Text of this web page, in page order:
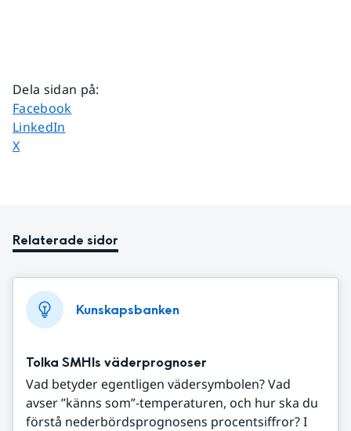
Dela sidan på:
Dela sidan på
Facebook
Dela sidan på
LinkedIn
Dela sidan på
X
Relaterade sidor
Kunskapsbanken
Tolka SMHIs väderprognoser
Vad betyder egentligen vädersymbolen? Vad
avser ”känns som”-temperaturen, och hur ska du
förstå nederbördsprognosens procentsiffror? I